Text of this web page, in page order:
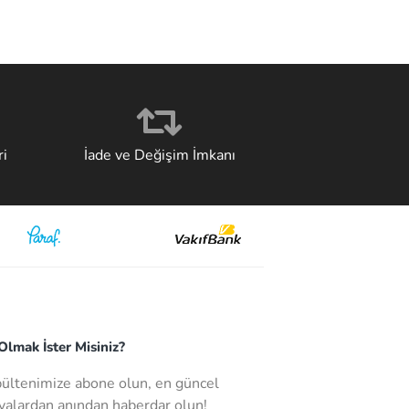
İade ve Değişim İmkanı
İster Misiniz?
abone olun, en güncel